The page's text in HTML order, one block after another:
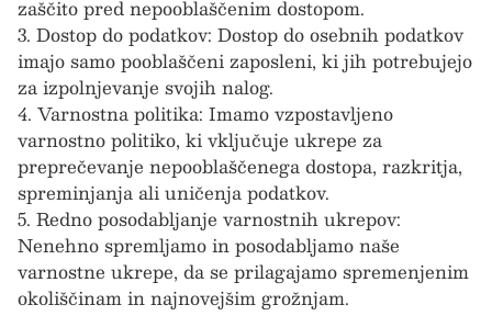
zaščito pred nepooblaščenim dostopom.
3. Dostop do podatkov: Dostop do osebnih podatkov
imajo samo pooblaščeni zaposleni, ki jih potrebujejo
za izpolnjevanje svojih nalog.
4. Varnostna politika: Imamo vzpostavljeno
varnostno politiko, ki vključuje ukrepe za
preprečevanje nepooblaščenega dostopa, razkritja,
spreminjanja ali uničenja podatkov.
5. Redno posodabljanje varnostnih ukrepov:
Nenehno spremljamo in posodabljamo naše
varnostne ukrepe, da se prilagajamo spremenjenim
okoliščinam in najnovejšim grožnjam.